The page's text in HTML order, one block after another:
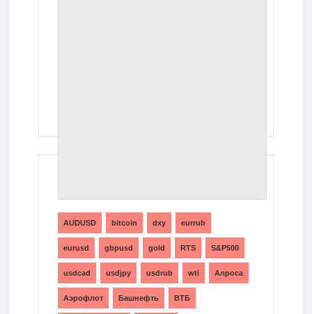
AUDUSD bitcoin dxy eurrub
eurusd gbpusd gold RTS S&P500
usdcad usdjpy usdrub wti Алроса
Аэрофлот Башнефть ВТБ